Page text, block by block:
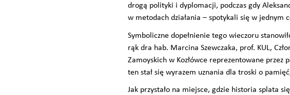
drogą polityki i dyplomacji, podczas gdy
w metodach działania – spotykali się w jednym
Symboliczne dopełnienie tego wieczoru
rąk dra hab. Marcina Szewczaka, prof. KUL,
Zamoyskich w Kozłówce reprezentowane przez
ten stał się wyrazem uznania dla troski o
Jak przystało na miejsce, gdzie historia splata